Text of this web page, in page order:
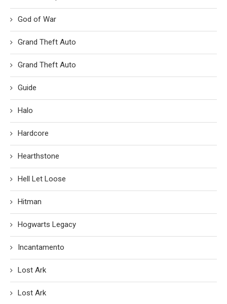
God of War
Grand Theft Auto
Grand Theft Auto
Guide
Halo
Hardcore
Hearthstone
Hell Let Loose
Hitman
Hogwarts Legacy
Incantamento
Lost Ark
Lost Ark